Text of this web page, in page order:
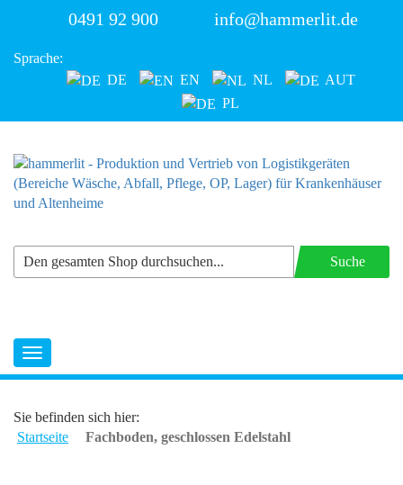
0491 92 900 info@hammerlit.de
Sprache:
DE
EN NL
AUT
PL
Suche
Sie befinden sich hier:
Startseite
Fachboden, geschlossen Edelstahl